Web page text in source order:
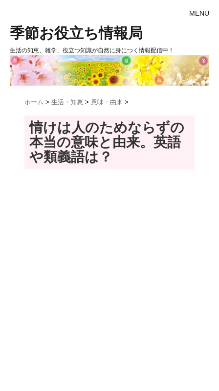
MENU
季節お役立ち情報局
生活の知恵、雑学、役立つ知識が自然に身につく情報配信中！
ホーム > 生活・知恵 > 意味・由来 >
情けは人のためならずの
本当の意味と由来。英語
や類義語は？